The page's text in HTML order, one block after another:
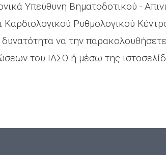
Υπεύθυνη Βηματοδοτικού -
Καρδιολογικού Ρυθμολογικού
δυνατότητα να την
του ΙΑΣΩ ή μέσω της